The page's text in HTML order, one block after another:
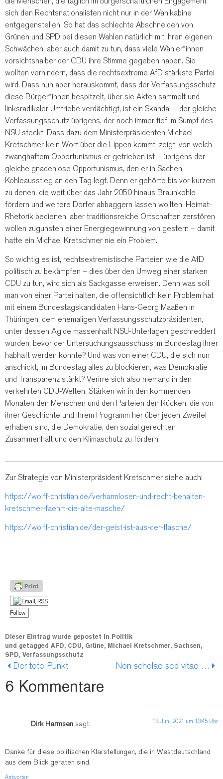
sich den Rechtsnationalisten nicht nur in der Wahlkabine
entgegenstellen. So hat das schlechte Abschneiden von
Grünen und SPD bei diesen Wahlen natürlich mit ihren eigenen
Schwächen, aber auch damit zu tun, dass viele Wähler*innen
vorsichtshalber der CDU ihre Stimme gegeben haben. Sie
wollten verhindern, dass die rechtsextreme AfD stärkste Partei
wird. Dass nun aber herauskommt, dass der Verfassungsschutz
diese Bürger*innen bespitzelt, über sie Akten sammelt und
linksradikaler Umtriebe verdächtigt, ist ein Skandal – der gleiche
Verfassungsschutz übrigens, der noch immer tief im Sumpf des
NSU steckt. Dass dazu dem Ministerpräsidenten Michael
Kretschmer kein Wort über die Lippen kommt, zeigt, von welch
zwanghaftem Opportunismus er getrieben ist – übrigens der
gleiche gnadenlose Opportunismus, den er in Sachen
Kohleausstieg an den Tag legt. Denn er gehörte bis vor kurzem
zu denen, die weit über das Jahr 2050 hinaus Braunkohle
fördern und weitere Dörfer abbaggern lassen wollten. Heimat-
Rhetorik bedienen, aber traditionsreiche Ortschaften zerstören
wollen zugunsten einer Energiegewinnung von gestern – damit
hatte ein Michael Kretschmer nie ein Problem.
So wichtig es ist, rechtsextremistische Parteien wie die AfD
politisch zu bekämpfen – dies über den Umweg einer starken
CDU zu tun, wird sich als Sackgasse erweisen. Denn was soll
man von einer Partei halten, die offensichtlich kein Problem hat
mit einem Bundestagskandidaten Hans-Georg Maaßen in
Thüringen, dem ehemaligen Verfassungsschutzpräsidenten,
unter dessen Ägide massenhaft NSU-Unterlagen geschreddert
wurden, bevor der Untersuchungsausschuss im Bundestag ihrer
habhaft werden konnte? Und was von einer CDU, die sich nun
anschickt, im Bundestag alles zu blockieren, was Demokratie
und Transparenz stärkt? Verirre sich also niemand in den
verkehrten CDU-Welten. Stärken wir in den kommenden
Monaten den Menschen und den Parteien den Rücken, die von
ihrer Geschichte und ihrem Programm her über jeden Zweifel
erhaben sind, die Demokratie, den sozial gerechten
Zusammenhalt und den Klimaschutz zu fördern.
Zur Strategie von Ministerpräsident Kretschmer siehe auch:
https://wolff-christian.de/verharmlosen-und-recht-behalten-
kretschmer-faehrt-die-alte-masche/
https://wolff-christian.de/der-geist-ist-aus-der-flasche/
Follow
Dieser Eintrag wurde gepostet in Politik
und getagged AFD, CDU, Grüne, Michael Kretschmer, Sachsen,
SPD, Verfassungsschutz
Der tote Punkt Non scholae sed vitae …
6 Kommentare
Dirk Harmsen sagt: 13. Juni 2021 um 13:45 Uhr
Danke für diese politischen Klarstellungen, die in Westdeutschland
aus dem Blick geraten sind.
Antworten